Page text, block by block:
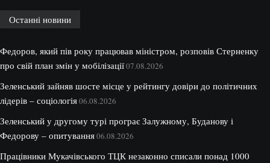
Останні новини
Федоров, який пів року працював міністром, розповів Стерненку
про свій план змін у мобілізації07.08.2026
Зеленський зайняв шосте місце у рейтингу довіри до політичних
лідерів – соціологія06.08.2026
Зеленський у другому турі програє Залужному, Буданову і
Федорову – опитування06.08.2026
Працівники Мукачівського ТЦК незаконно списали понад 1000